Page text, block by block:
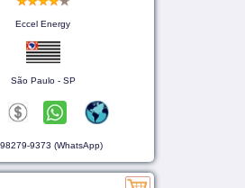
Eccel Energy
São Paulo - SP
9373 (WhatsApp)